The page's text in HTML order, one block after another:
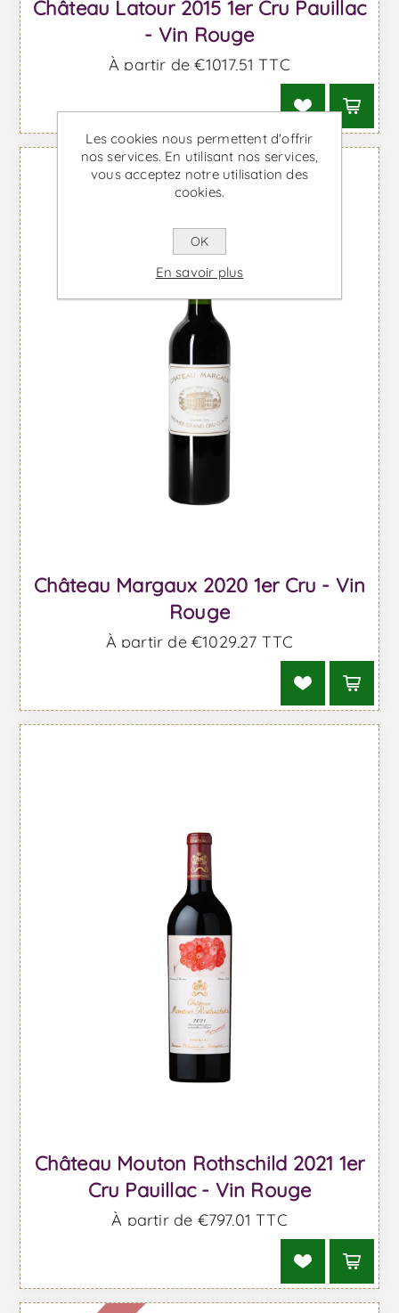
Château Latour 2015 1er Cru Pauillac
- Vin Rouge
À partir de €1017,51 TTC
Château Margaux 2020 1er Cru - Vin
Rouge
À partir de €1029,27 TTC
Château Mouton Rothschild 2021 1er
Cru Pauillac - Vin Rouge
À partir de €797,01 TTC
Les cookies nous permettent d'offrir
nos services. En utilisant nos services,
vous acceptez notre utilisation des
cookies.
OK
En savoir plus